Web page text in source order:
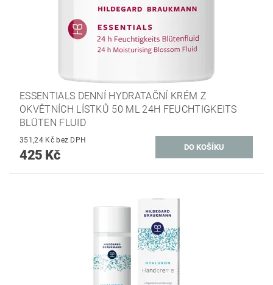
ESSENTIALS DENNÍ HYDRATAČNÍ KRÉM Z
OKVĚTNÍCH LÍSTKŮ 50 ML 24H FEUCHTIGKEITS
BLÜTEN FLUID
351,24 Kč bez DPH
425 Kč